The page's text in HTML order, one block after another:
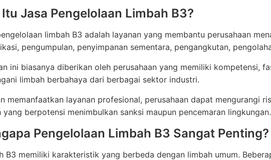
Jasa Pengelolaan Limbah B3?
limbah B3 adalah layanan yang membantu perusahaan
pengumpulan, penyimpanan sementara, pengangkutan,
ini biasanya diberikan oleh perusahaan yang memiliki kompetensi,
limbah berbahaya dari berbagai sektor industri.
memanfaatkan layanan profesional, perusahaan dapat mengurangi
yang berpotensi menimbulkan sanksi maupun pencemaran lingkungan.
Pengelolaan Limbah B3 Sangat Penting?
B3 memiliki karakteristik yang berbeda dengan limbah umum.